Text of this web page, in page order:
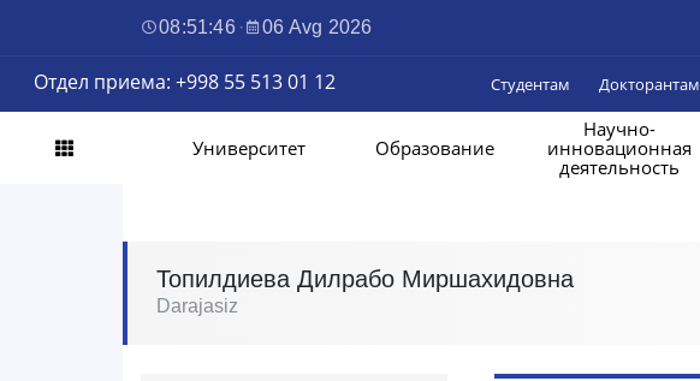
08:51:47 · 06 Avg 2026
Отдел приема: +998 55 513 01 12 Студентам Докторантам
Университет Образование
Научно-
инновационная
деятельность
Топилдиева Дилрабо Миршахидовна
Darajasiz